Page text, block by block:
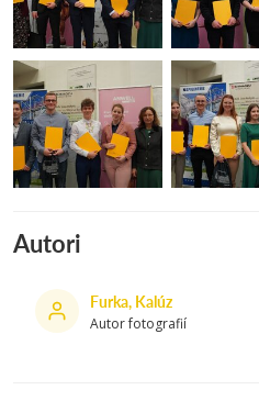
Autori
Furka, Kalúz
Autor fotografií